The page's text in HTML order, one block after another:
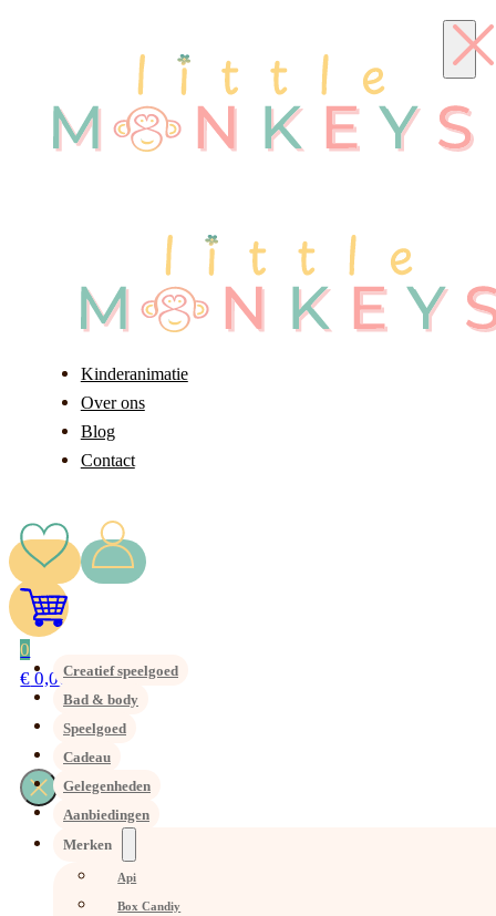
Kinderanimatie
Over ons
Blog
Contact
0
€ 0,00Creatief speelgoed
Bad & body
Speelgoed
Cadeau
Gelegenheden
Aanbiedingen
Merken
Api
Box Candiy